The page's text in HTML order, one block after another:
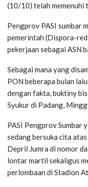
(10/10) telah memenuhi
Pengprov PASI sumbar
pemerintah (Dispora-
pekerjaan sebagai ASN
Sebagai mana yang
PON beberapa bulan
dengan fakta, buktiny
Syukur di Padang,
PASI Pengprov Sumbar
sedang bersuka cita
Depril Jumra di nomor
lontar martil sekaligus
perlombaan di Stadion